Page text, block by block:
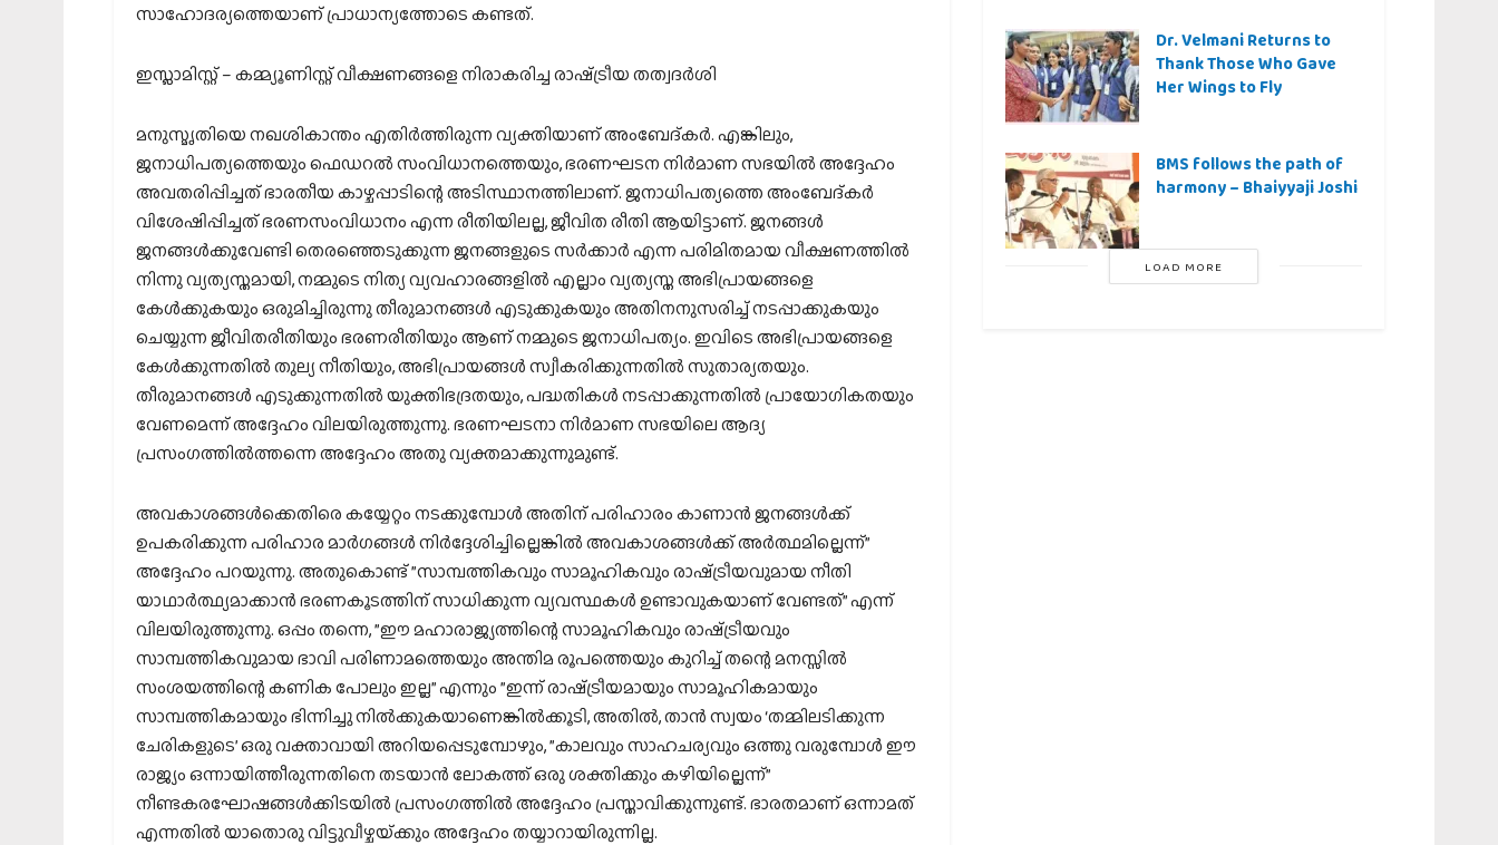
സാഹോദര്യത്തെയാണ് പ്രാധാന്യത്തോടെ കണ്ടത്.
ഇസ്ലാമിസ്റ്റ് – കമ്മ്യൂണിസ്റ്റ് വീക്ഷണങ്ങളെ നിരാകരിച്ച രാഷ്‌ട്രീയ തത്വദർശി
മനുസ്മൃതിയെ നഖശികാന്തം എതിർത്തിരുന്ന വ്യക്തിയാണ് അംബേദ്കർ. എങ്കിലും,
ജനാധിപത്യത്തെയും ഫെഡറൽ സംവിധാനത്തെയും, ഭരണഘടന നിർമാണ സഭയിൽ അദ്ദേഹം
അവതരിപ്പിച്ചത് ഭാരതീയ കാഴ്ചപ്പാടിന്റെ അടിസ്ഥാനത്തിലാണ്. ജനാധിപത്യത്തെ അംബേദ്കർ
വിശേഷിപ്പിച്ചത് ഭരണസംവിധാനം എന്ന രീതിയിലല്ല, ജീവിത രീതി ആയിട്ടാണ്. ജനങ്ങൾ
ജനങ്ങൾക്കുവേണ്ടി തെരഞ്ഞെടുക്കുന്ന ജനങ്ങളുടെ സർക്കാർ എന്ന പരിമിതമായ വീക്ഷണത്തിൽ
നിന്നു വ്യത്യസ്തമായി, നമ്മുടെ നിത്യ വ്യവഹാരങ്ങളിൽ എല്ലാം വ്യത്യസ്ത അഭിപ്രായങ്ങളെ
കേൾക്കുകയും ഒരുമിച്ചിരുന്നു തീരുമാനങ്ങൾ എടുക്കുകയും അതിനനുസരിച്ച് നടപ്പാക്കുകയും
ചെയ്യുന്ന ജീവിതരീതിയും ഭരണരീതിയും ആണ് നമ്മുടെ ജനാധിപത്യം. ഇവിടെ അഭിപ്രായങ്ങളെ
കേൾക്കുന്നതിൽ തുല്യ നീതിയും, അഭിപ്രായങ്ങൾ സ്വീകരിക്കുന്നതിൽ സുതാര്യതയും.
തീരുമാനങ്ങൾ എടുക്കുന്നതിൽ യുക്തിഭദ്രതയും, പദ്ധതികൾ നടപ്പാക്കുന്നതിൽ പ്രായോഗികതയും
വേണമെന്ന് അദ്ദേഹം വിലയിരുത്തുന്നു. ഭരണഘടനാ നിർമാണ സഭയിലെ ആദ്യ
പ്രസംഗത്തിൽത്തന്നെ അദ്ദേഹം അതു വ്യക്തമാക്കുന്നുമുണ്ട്.
അവകാശങ്ങൾക്കെതിരെ കയ്യേറ്റം നടക്കുമ്പോൾ അതിന് പരിഹാരം കാണാൻ ജനങ്ങൾക്ക്
ഉപകരിക്കുന്ന പരിഹാര മാർഗങ്ങൾ നിർദ്ദേശിച്ചില്ലെങ്കിൽ അവകാശങ്ങൾക്ക് അർത്ഥമില്ലെന്ന്”
അദ്ദേഹം പറയുന്നു. അതുകൊണ്ട് ”സാമ്പത്തികവും സാമൂഹികവും രാഷ്‌ട്രീയവുമായ നീതി
യാഥാർത്ഥ്യമാക്കാൻ ഭരണകൂടത്തിന് സാധിക്കുന്ന വ്യവസ്ഥകൾ ഉണ്ടാവുകയാണ് വേണ്ടത്” എന്ന്
വിലയിരുത്തുന്നു. ഒപ്പം തന്നെ, ”ഈ മഹാരാജ്യത്തിന്റെ സാമൂഹികവും രാഷ്‌ട്രീയവും
സാമ്പത്തികവുമായ ഭാവി പരിണാമത്തെയും അന്തിമ രൂപത്തെയും കുറിച്ച് തന്റെ മനസ്സിൽ
സംശയത്തിന്റെ കണിക പോലും ഇല്ല” എന്നും ”ഇന്ന് രാഷ്‌ട്രീയമായും സാമൂഹികമായും
സാമ്പത്തികമായും ഭിന്നിച്ചു നിൽക്കുകയാണെങ്കിൽക്കൂടി, അതിൽ, താൻ സ്വയം ‘തമ്മിലടിക്കുന്ന
ചേരികളുടെ’ ഒരു വക്താവായി അറിയപ്പെടുമ്പോഴും, ”കാലവും സാഹചര്യവും ഒത്തു വരുമ്പോൾ ഈ
രാജ്യം ഒന്നായിത്തീരുന്നതിനെ തടയാൻ ലോകത്ത് ഒരു ശക്തിക്കും കഴിയില്ലെന്ന്”
നീണ്ടകരഘോഷങ്ങൾക്കിടയിൽ പ്രസംഗത്തിൽ അദ്ദേഹം പ്രസ്താവിക്കുന്നുണ്ട്. ഭാരതമാണ് ഒന്നാമത്
എന്നതിൽ യാതൊരു വിട്ടുവീഴ്ചയ്‌ക്കും അദ്ദേഹം തയ്യാറായിരുന്നില്ല.
Dr. Velmani Returns to
Thank Those Who Gave
Her Wings to Fly
BMS follows the path of
harmony – Bhaiyyaji Joshi
LOAD MORE